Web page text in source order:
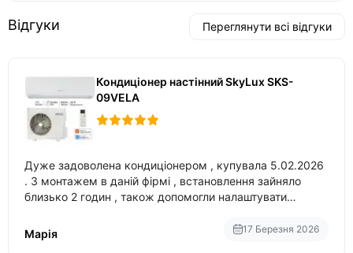
Відгуки Переглянути всі відгуки
Кондиціонер настінний SkyLux SKS-
09VELA
Дуже задоволена кондиціонером , купувала 5.02.2026
. З монтажем в даній фірмі , встановлення зайняло
близько 2 годин , також допомогли налаштувати
Марія
17 Березня 2026